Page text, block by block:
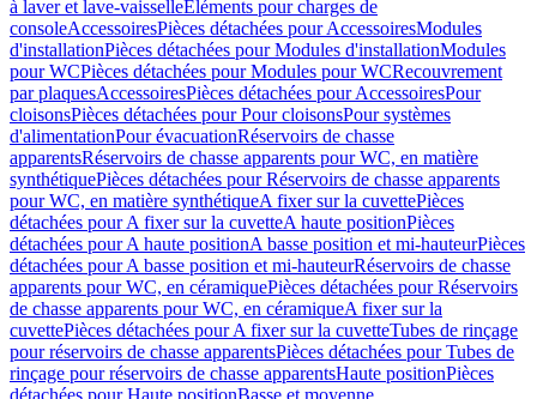
à laver et lave-vaisselleEléments pour charges de
consoleAccessoiresPièces détachées pour AccessoiresModules
d'installationPièces détachées pour Modules d'installationModules
pour WCPièces détachées pour Modules pour WCRecouvrement
par plaquesAccessoiresPièces détachées pour AccessoiresPour
cloisonsPièces détachées pour Pour cloisonsPour systèmes
d'alimentationPour évacuationRéservoirs de chasse
apparentsRéservoirs de chasse apparents pour WC, en matière
synthétiquePièces détachées pour Réservoirs de chasse apparents
pour WC, en matière synthétiqueA fixer sur la cuvettePièces
détachées pour A fixer sur la cuvetteA haute positionPièces
détachées pour A haute positionA basse position et mi-hauteurPièces
détachées pour A basse position et mi-hauteurRéservoirs de chasse
apparents pour WC, en céramiquePièces détachées pour Réservoirs
de chasse apparents pour WC, en céramiqueA fixer sur la
cuvettePièces détachées pour A fixer sur la cuvetteTubes de rinçage
pour réservoirs de chasse apparentsPièces détachées pour Tubes de
rinçage pour réservoirs de chasse apparentsHaute positionPièces
détachées pour Haute positionBasse et moyenne